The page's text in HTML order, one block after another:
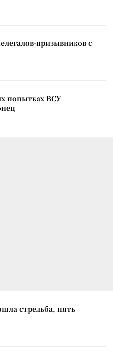
призывников с
попытках ВСУ
стрельба, пять